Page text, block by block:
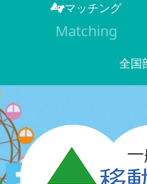
マッチング
Matching
全国